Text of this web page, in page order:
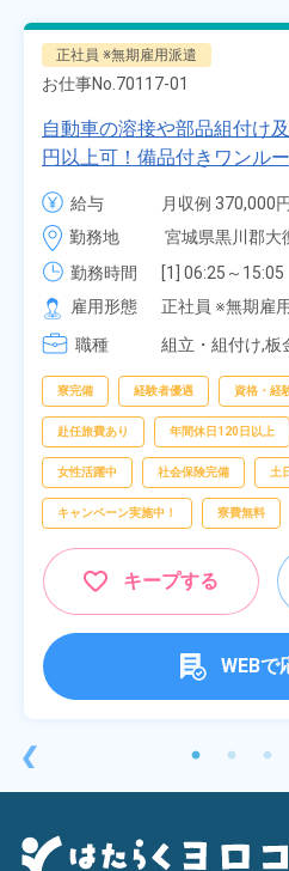
❮
正社員 ※無期雇用派遣
お仕事No. 70117-01
自動車の溶接や部品組付け
円以上可！備品付きワンル
社負担★人気の土日休み！
車・バイク通勤可！無料駐
応募OK★《宮城県大衡村》
給与
月収例 370,000
時給 1,700円～
勤務地
宮城県黒川郡大
勤務時間
[1] 06:25～15:05
[2] 16:00～00:40
[3] 16:30～01:10
[4] 08:00～16:40
雇用形態
正社員 ※無期雇
職種
組立・組付け,板
寮完備 経験者優遇 資格・経
赴任旅費あり 年間休日120日以上
女性活躍中 社会保険完備 土
キャンペーン実施中！ 寮費無料
キープする
WEBで